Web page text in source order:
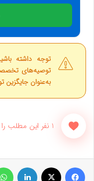
توجه داشته
توصیه‌های
به‌عنوان جایگزین
1 نفر این مطلب را پسندیده‌اند